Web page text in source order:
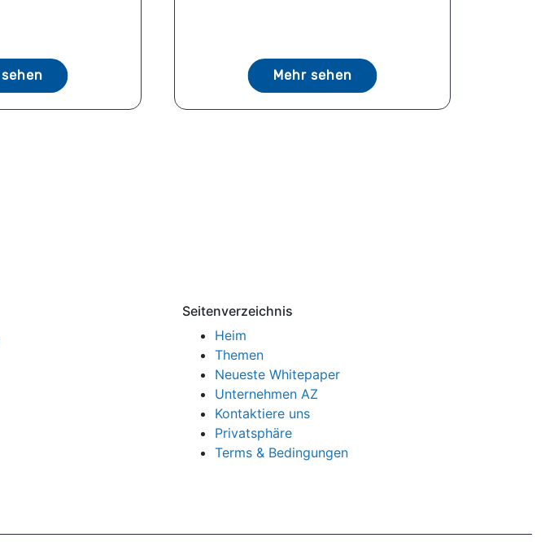
Mehr sehen
Seitenverzeichnis
Heim
Themen
Neueste Whitepaper
Unternehmen AZ
Kontaktiere uns
Privatsphäre
Terms & Bedingungen